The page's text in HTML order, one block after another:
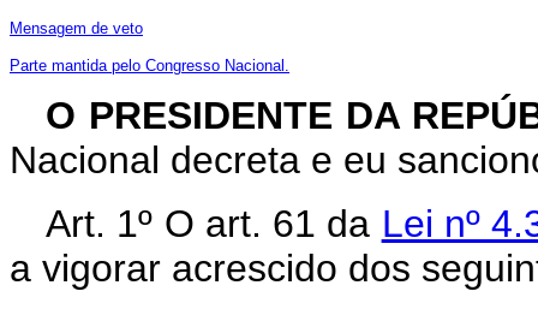
Mensagem de veto
Parte mantida pelo Congresso Nacional.
O PRESIDENTE DA
Nacional decreta e eu
Art. 1º O art. 61 da Lei nº
a vigorar acrescido dos